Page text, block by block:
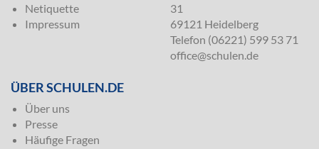
Netiquette
Impressum
31
69121 Heidelberg
Telefon (06221) 599 53 71
office@schulen.de
ÜBER SCHULEN.DE
Über uns
Presse
Häufige Fragen